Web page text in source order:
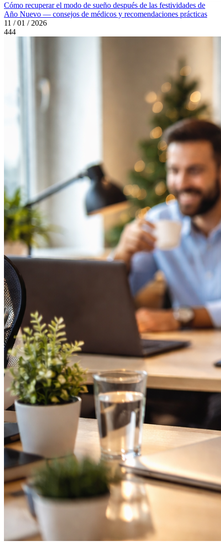
Cómo recuperar el modo de sueño después de las festividades de
Año Nuevo — consejos de médicos y recomendaciones prácticas
11 / 01 / 2026
444